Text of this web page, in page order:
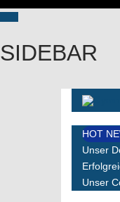
SIDEBAR
HOT
Unser
Unser